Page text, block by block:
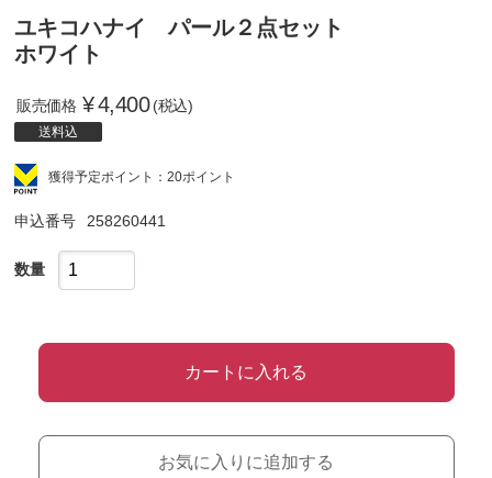
ユキコハナイ パール２点セット
ホワイト
販売価格 ¥4,400 (税込)
送料込
獲得予定ポイント：20ポイント
申込番号 258260441
数量
カートに入れる
お気に入りに追加する